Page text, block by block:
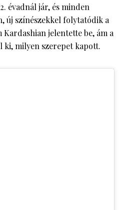
évadnál jár, és minden
új színészekkel folytatódik a
jelentette be, ám a
milyen szerepet kapott.